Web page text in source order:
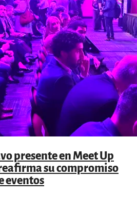
presente en Meet Up
su compromiso
eventos